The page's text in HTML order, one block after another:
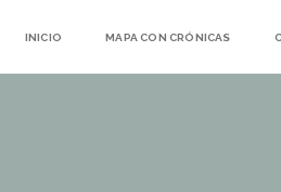
INICIO MAPA CON CRÓNICAS